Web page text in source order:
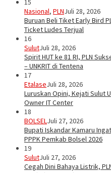
15
Nasional, PLNJuli 28, 2026
Buruan Beli Tiket Early Bird
Ticket Ludes Terjual
16
SulutJuli 28, 2026
Spirit HUT ke 81 RI, PLN
– UNKRIT di Tentena
17
EtalaseJuli 28, 2026
Luruskan Opini, Kejati Sulut
Owner IT Center
18
BOLSELJuli 27, 2026
Bupati Iskandar Kamaru
PPPK Pemkab Bolsel 2026
19
SulutJuli 27, 2026
Cegah Dini Bahaya Listrik,